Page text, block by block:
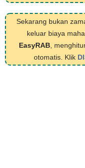
Sekarang bukan
keluar biaya
EasyRAB,
otomatis. Klik